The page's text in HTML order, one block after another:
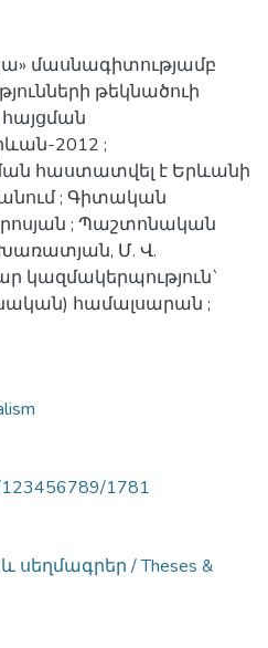
մասնագիտությամբ
թեկնածուի
2012 ;
հաստատվել է Երևանի
; Գիտական
; Պաշտոնական
Մ. Վ.
կազմակերպություն`
համալսարան ;
123456789/1781
սեղմագրեր / Theses &